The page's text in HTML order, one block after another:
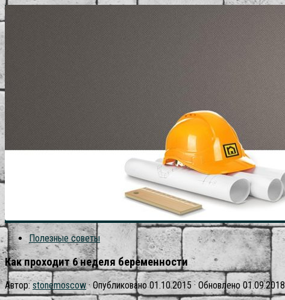
Полезные советы
Как проходит 6 неделя беременности
Автор: stonemoscow · Опубликовано01.10.2015 · Обновлено01.09.2018